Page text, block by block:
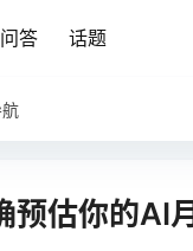
问答 话题
估你的AI